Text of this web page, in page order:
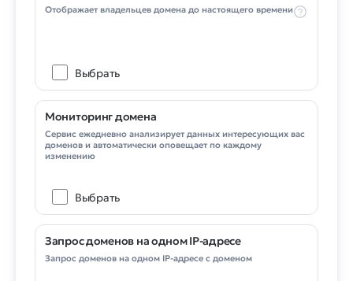
Отображает владельцев домена до настоящего времени
Выбрать
Мониторинг домена
Сервис ежедневно анализирует данных интересующих вас
доменов и автоматически оповещает по каждому
изменению
Выбрать
Запрос доменов на одном IP-адресе
Запрос доменов на одном IP-адресе с доменом